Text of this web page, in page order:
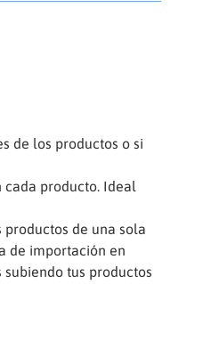
de los productos o si
cada producto. Ideal
de una sola
de importación en
tus productos